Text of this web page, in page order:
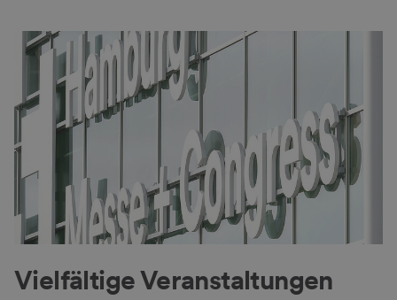
Vielfältige Veranstal­tungen